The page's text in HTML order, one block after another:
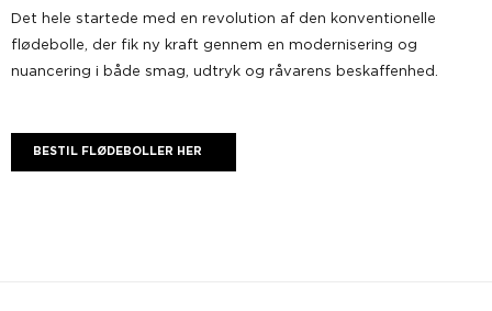
Det hele startede med en revolution af den konventionelle
flødebolle, der fik ny kraft gennem en modernisering og
nuancering i både smag, udtryk og råvarens beskaffenhed.
BESTIL FLØDEBOLLER HER